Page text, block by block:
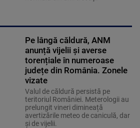
Pe lângă căldură, ANM
anunță vijelii și averse
torențiale în numeroase
județe din România. Zonele
vizate
Valul de căldură persistă pe
teritoriul României. Meterologii au
prelungit vineri dimineață
avertizările meteo de caniculă, dar
și de vijelii.